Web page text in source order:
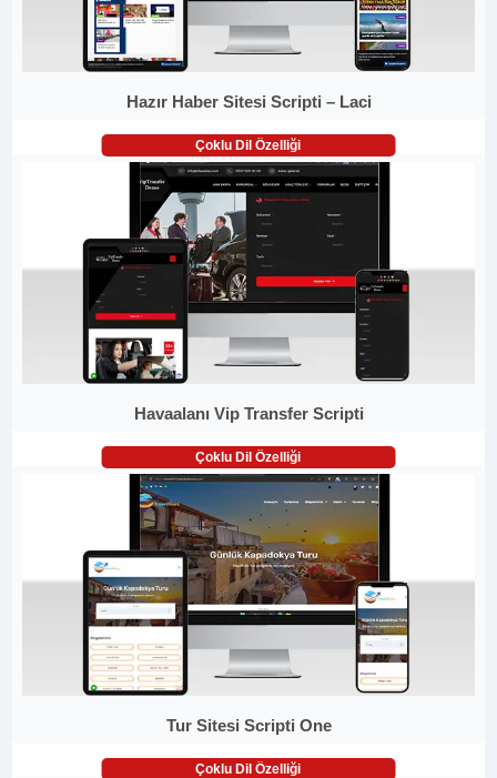
Hazır Haber Sitesi Scripti – Laci
Çoklu Dil Özelliği
Havaalanı Vip Transfer Scripti
Çoklu Dil Özelliği
Tur Sitesi Scripti One
Çoklu Dil Özelliği